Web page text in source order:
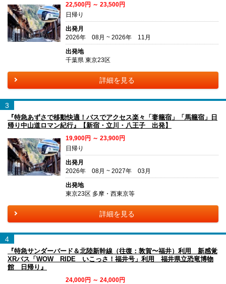
22,500円 ～ 23,500円
日帰り
出発月
2026年 08月 ~ 2026年 11月
出発地
千葉県 東京23区
詳細を見る
3
『特急あずさで移動快適！バスでアクセス楽々「妻籠宿」「馬籠宿」日
帰り中山道ロマン紀行』【新宿・立川・八王子 出発】
19,900円 ～ 23,900円
日帰り
出発月
2026年 08月 ~ 2027年 03月
出発地
東京23区 多摩・西東京等
詳細を見る
4
『特急サンダーバード＆北陸新幹線（往復：敦賀〜福井）利用 新感覚
XRバス「WOW RIDE いこっさ！福井号」利用 福井県立恐竜博物
館 日帰り』
24,000円 ～ 24,000円